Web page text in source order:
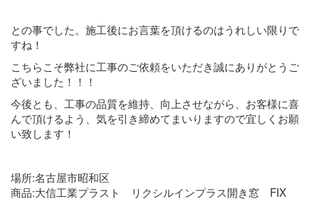
との事でした。施工後にお言葉を頂けるのはうれしい限りで
すね！
こちらこそ弊社に工事のご依頼をいただき誠にありがとうご
ざいました！！！
今後とも、工事の品質を維持、向上させながら、お客様に喜
んで頂けるよう、気を引き締めてまいりますので宜しくお願
い致します！
場所:名古屋市昭和区
商品:大信工業プラスト リクシルインプラス開き窓 FIX